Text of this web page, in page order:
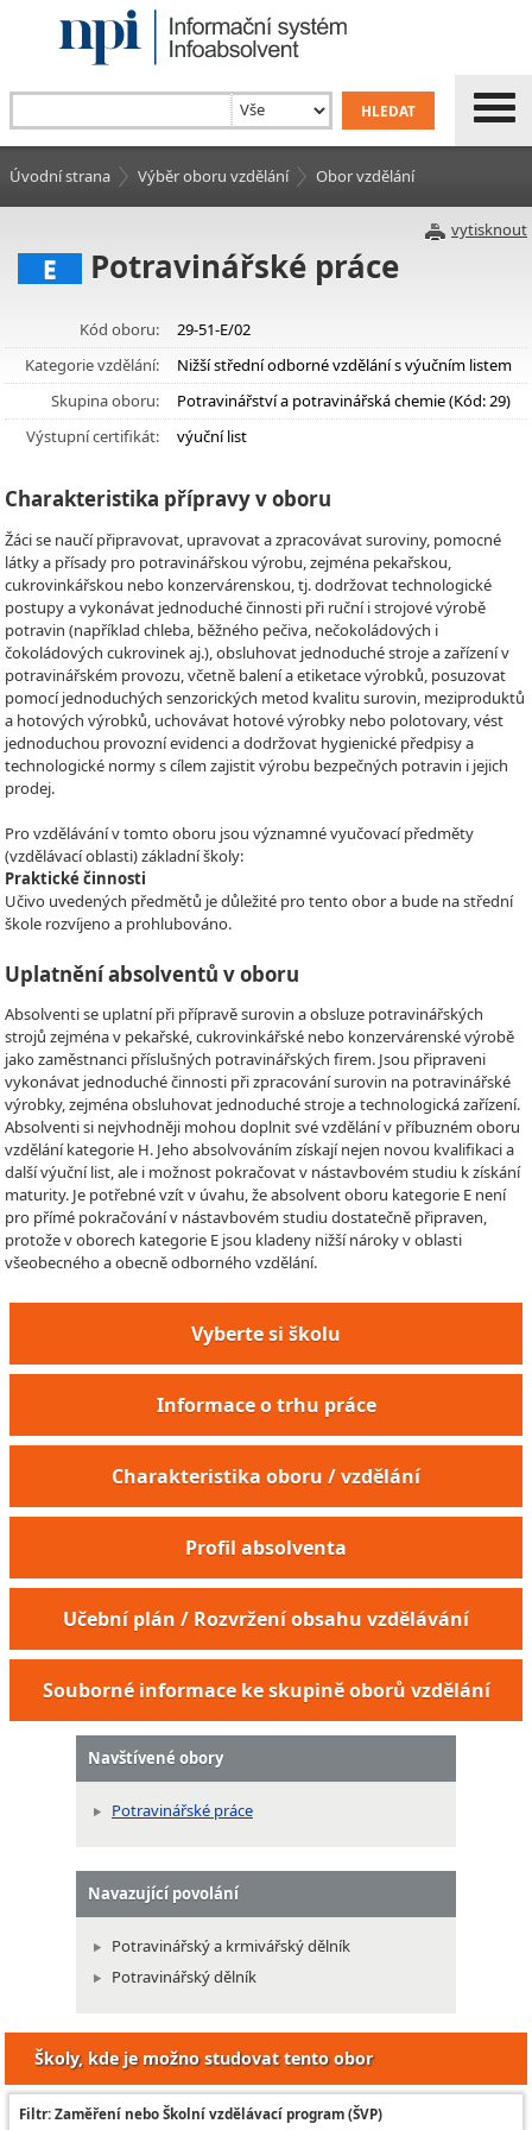
Úvodní strana Výběr oboru vzdělání Obor vzdělání
vytisknout
E Potravinářské práce
Kód oboru:
29-51-E/02
Kategorie vzdělání:
Nižší střední odborné vzdělání s výučním listem
Skupina oboru:
Potravinářství a potravinářská chemie (Kód: 29)
Výstupní certifikát:
výuční list
Charakteristika přípravy v oboru
Žáci se naučí připravovat, upravovat a zpracovávat suroviny, pomocné
látky a přísady pro potravinářskou výrobu, zejména pekařskou,
cukrovinkářskou nebo konzervárenskou, tj. dodržovat technologické
postupy a vykonávat jednoduché činnosti při ruční i strojové výrobě
potravin (například chleba, běžného pečiva, nečokoládových i
čokoládových cukrovinek aj.), obsluhovat jednoduché stroje a zařízení v
potravinářském provozu, včetně balení a etiketace výrobků, posuzovat
pomocí jednoduchých senzorických metod kvalitu surovin, meziproduktů
a hotových výrobků, uchovávat hotové výrobky nebo polotovary, vést
jednoduchou provozní evidenci a dodržovat hygienické předpisy a
technologické normy s cílem zajistit výrobu bezpečných potravin i jejich
prodej.
Pro vzdělávání v tomto oboru jsou významné vyučovací předměty
(vzdělávací oblasti) základní školy:
Praktické činnosti
Učivo uvedených předmětů je důležité pro tento obor a bude na střední
škole rozvíjeno a prohlubováno.
Uplatnění absolventů v oboru
Absolventi se uplatní při přípravě surovin a obsluze potravinářských
strojů zejména v pekařské, cukrovinkářské nebo konzervárenské výrobě
jako zaměstnanci příslušných potravinářských firem. Jsou připraveni
vykonávat jednoduché činnosti při zpracování surovin na potravinářské
výrobky, zejména obsluhovat jednoduché stroje a technologická zařízení.
Absolventi si nejvhodněji mohou doplnit své vzdělání v příbuzném oboru
vzdělání kategorie H. Jeho absolvováním získají nejen novou kvalifikaci a
další výuční list, ale i možnost pokračovat v nástavbovém studiu k získání
maturity. Je potřebné vzít v úvahu, že absolvent oboru kategorie E není
pro přímé pokračování v nástavbovém studiu dostatečně připraven,
protože v oborech kategorie E jsou kladeny nižší nároky v oblasti
všeobecného a obecně odborného vzdělání.
Vyberte si školu
Informace o trhu práce
Charakteristika oboru / vzdělání
Profil absolventa
Učební plán / Rozvržení obsahu vzdělávání
Souborné informace ke skupině oborů vzdělání
Navštívené obory
Potravinářské práce
Navazující povolání
Potravinářský a krmivářský dělník
Potravinářský dělník
Školy, kde je možno studovat tento obor
Filtr: Zaměření nebo Školní vzdělávací program (ŠVP)